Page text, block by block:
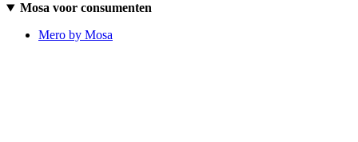
Mosa voor consumenten
Mero by Mosa